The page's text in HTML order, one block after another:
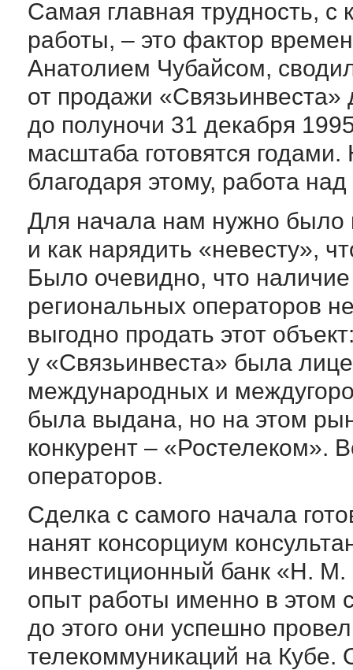
Самая главная трудность, с
работы, – это фактор
Анатолием Чубайсом,
от продажи
до полуночи 31 декабря
масштаба готовятся
благодаря этому, работа
Для начала нам нужно было
и как нарядить «невесту»,
Было очевидно, что наличие
региональных операторов
выгодно продать этот
у «Связьинвеста» была
международных и
была выдана, но на этом
конкурент – «Ростелеком».
операторов.
Сделка с самого начала
нанят консорциум
инвестиционный банк «Н.
опыт работы именно в этом
до этого они успешно
телекоммуникаций на Кубе.